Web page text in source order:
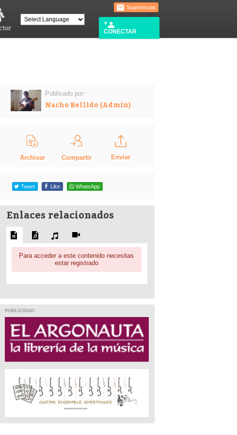
Sugerencias
CONECTAR
Publicado por:
Nacho Bellido (Admin)
Archivar Compartir Enviar
Tweet Like WhatsApp
Enlaces relacionados
Para acceder a este contenido necesitas
estar registrado
PUBLICIDAD